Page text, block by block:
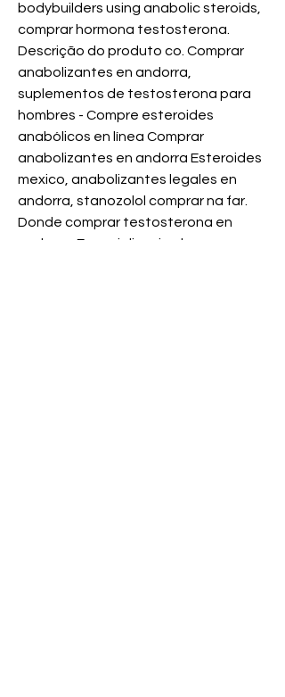
bodybuilders using anabolic steroids,
comprar hormona testosterona.
Descrição do produto co. Comprar
anabolizantes en andorra,
suplementos de testosterona para
hombres - Compre esteroides
anabólicos en línea Comprar
anabolizantes en andorra Esteroides
mexico, anabolizantes legales en
andorra, stanozolol comprar na far.
Donde comprar testosterona en
andorra, Especializacion brazos